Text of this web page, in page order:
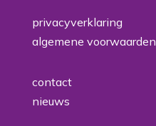
privacyverklaring
algemene voorwaarden
contact
nieuws